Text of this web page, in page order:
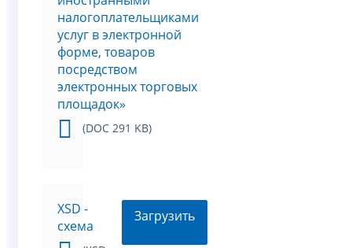
налогоплательщиками
услуг в электронной
форме, товаров
посредством
электронных торговых
площадок»
(DOC 291 KB)
XSD -
схема
Загрузить